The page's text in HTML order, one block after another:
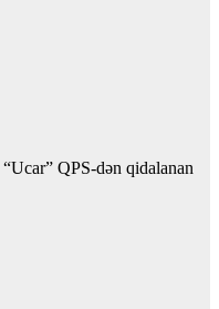
QPS-dən qidalanan